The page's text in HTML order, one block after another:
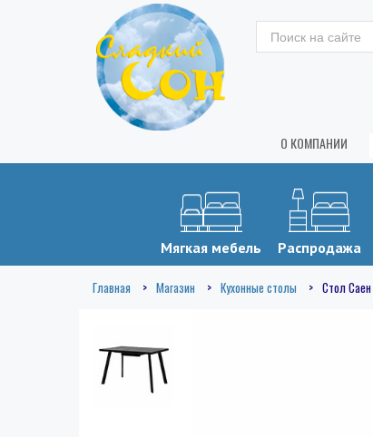
О КОМПАНИИ
Мягкая мебель Распродажа
Главная Магазин Кухонные столы Стол